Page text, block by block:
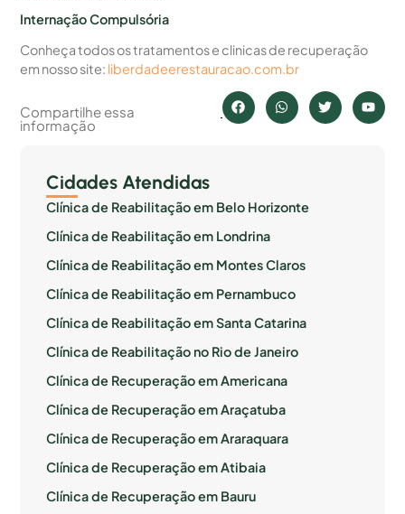
Internação Compulsória
Conheça todos os tratamentos e clinicas de recuperação
em nosso site: liberdadeerestauracao.com.br
Compartilhe essa
informação
Cidades Atendidas
Clínica de Reabilitação em Belo Horizonte
Clínica de Reabilitação em Londrina
Clínica de Reabilitação em Montes Claros
Clínica de Reabilitação em Pernambuco
Clínica de Reabilitação em Santa Catarina
Clínica de Reabilitação no Rio de Janeiro
Clínica de Recuperação em Americana
Clínica de Recuperação em Araçatuba
Clínica de Recuperação em Araraquara
Clínica de Recuperação em Atibaia
Clínica de Recuperação em Bauru